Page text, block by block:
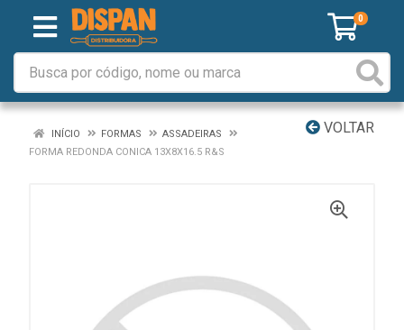
0
VOLTAR
INÍCIO FORMAS
ASSADEIRAS
FORMA REDONDA CONICA 13X8X16.5 R&S